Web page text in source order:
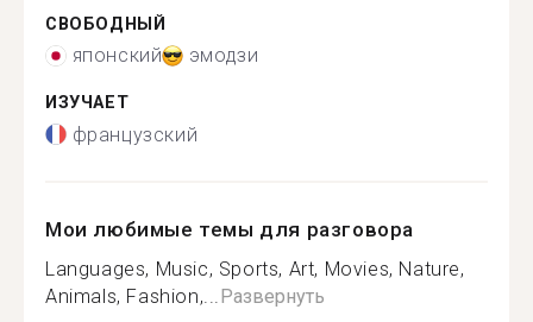
СВОБОДНЫЙ
японский эмодзи
ИЗУЧАЕТ
французский
Мои любимые темы для разговора
Languages, Music, Sports, Art, Movies, Nature,
Animals, Fashion,... Развернуть